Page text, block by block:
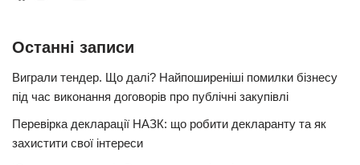
Останні записи
Виграли тендер. Що далі? Найпоширеніші помилки бізнесу
під час виконання договорів про публічні закупівлі
Перевірка декларації НАЗК: що робити декларанту та як
захистити свої інтереси